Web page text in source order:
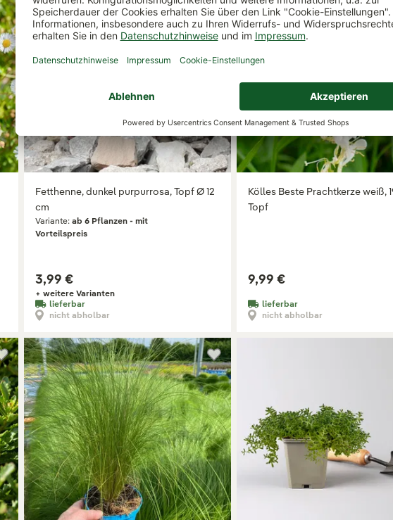
Fetthenne, dunkel purpurrosa, Topf Ø 12
cm
Variante: ab 6 Pflanzen - mit
Vorteilspreis
3,99 €
+ weitere Varianten
lieferbar
nicht abholbar
Kölles Beste Prachtkerze weiß,
Topf
9,99 €
lieferbar
nicht abholbar